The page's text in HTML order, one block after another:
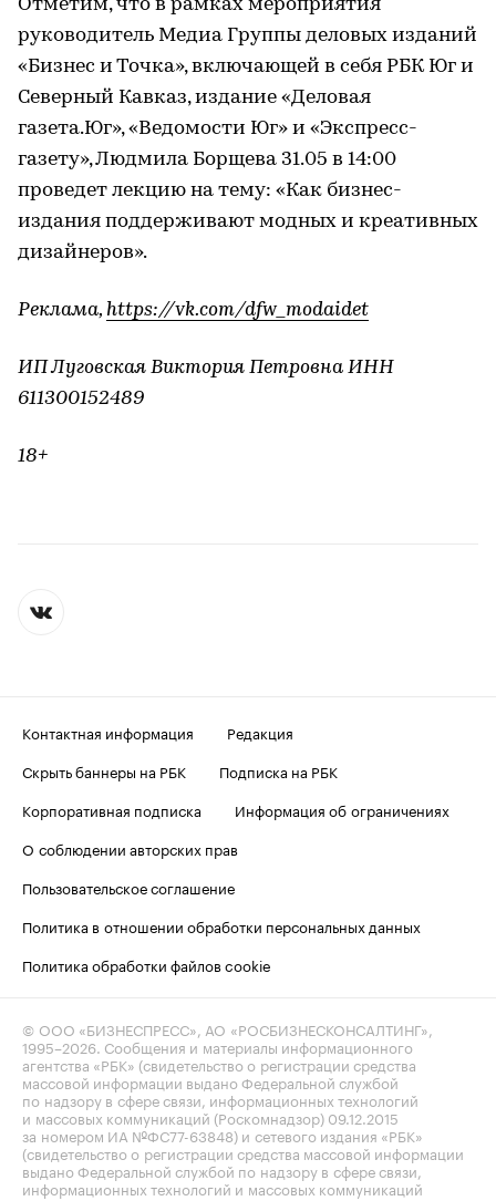
Отметим, что в рамках мероприятия
руководитель Медиа Группы деловых изданий
«Бизнес и Точка», включающей в себя РБК Юг и
Северный Кавказ, издание «Деловая
газета.Юг», «Ведомости Юг» и «Экспресс-
газету», Людмила Борщева 31.05 в 14:00
проведет лекцию на тему: «Как бизнес-
издания поддерживают модных и креативных
дизайнеров».
Реклама, https://vk.com/dfw_modaidet
ИП Луговская Виктория Петровна ИНН
611300152489
18+
Контактная информация
Редакция
Скрыть баннеры на РБК
Подписка на РБК
Корпоративная подписка
Информация об ограничениях
О соблюдении авторских прав
Пользовательское соглашение
Политика в отношении обработки персональных данных
Политика обработки файлов cookie
© ООО «БИЗНЕСПРЕСС», АО «РОСБИЗНЕСКОНСАЛТИНГ»,
1995–2026 . Сообщения и материалы информационного
агентства «РБК» (свидетельство о регистрации средства
массовой информации выдано Федеральной службой
по надзору в сфере связи, информационных технологий
и массовых коммуникаций (Роскомнадзор) 09.12.2015
за номером ИА №ФС77-63848) и сетевого издания «РБК»
(свидетельство о регистрации средства массовой информации
выдано Федеральной службой по надзору в сфере связи,
информационных технологий и массовых коммуникаций